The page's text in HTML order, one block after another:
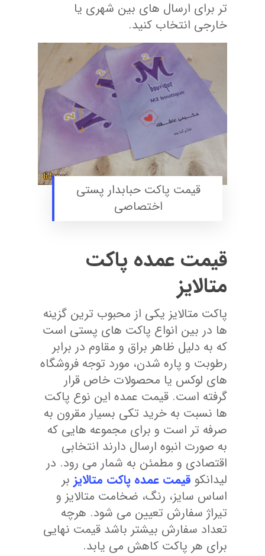
تر برای ارسال های بین شهری یا
خارجی انتخاب کنید.
قیمت پاکت حبابدار پستی
اختصاصی
قیمت عمده پاکت
متالایز
پاکت متالایز یکی از محبوب ترین گزینه
ها در بین انواع پاکت های پستی است
که به دلیل ظاهر براق و مقاوم در برابر
رطوبت و پاره شدن، مورد توجه فروشگاه
های لوکس یا محصولات خاص قرار
گرفته است. قیمت عمده این نوع پاکت
ها نسبت به خرید تکی بسیار مقرون به
صرفه تر است و برای مجموعه هایی که
به صورت انبوه ارسال دارند انتخابی
اقتصادی و مطمئن به شمار می رود. در
لیدانکو قیمت عمده پاکت متالایز بر
اساس سایز، رنگ، ضخامت متالایز و
تیراژ سفارش تعیین می شود. هرچه
تعداد سفارش بیشتر باشد قیمت نهایی
برای هر پاکت کاهش می یابد.